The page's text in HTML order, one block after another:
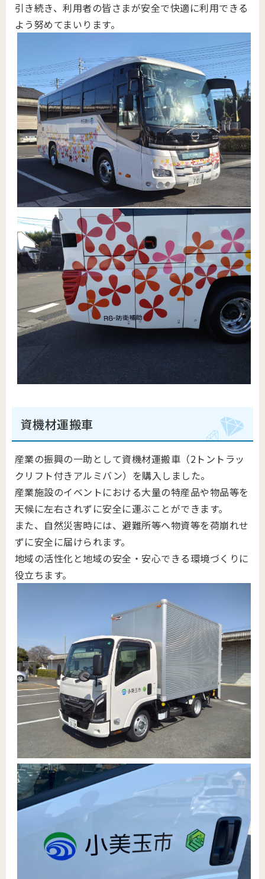
引き続き、利用者の皆さまが安全で快適に利用できる
よう努めてまいります。
資機材運搬車
産業の振興の一助として資機材運搬車（2トントラッ
クリフト付きアルミバン）を購入しました。
産業施設のイベントにおける大量の特産品や物品等を
天候に左右されずに安全に運ぶことができます。
また、自然災害時には、避難所等へ物資等を荷崩れせ
ずに安全に届けられます。
地域の活性化と地域の安全・安心できる環境づくりに
役立ちます。